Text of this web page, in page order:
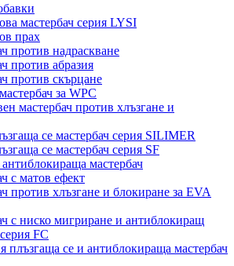
мастербач серия LYSI
прах
против надраскване
против абразия
против скърцане
за WPC
мастербач против хлъзгане и
се мастербач серия SILIMER
се мастербач серия SF
мастербач
с матов ефект
против хлъзгане и блокиране за EVA
с ниско мигриране и антиблокиращ
FC
плъзгаща се и антиблокираща мастербач